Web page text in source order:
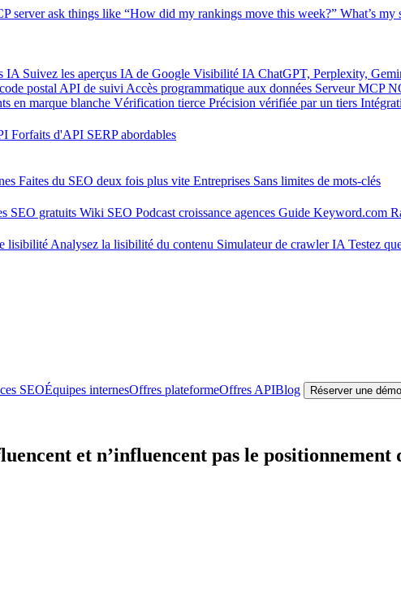
server ask things like “How did my rankings move this week?” What’s my
IA Suivez les aperçus IA de Google Visibilité IA ChatGPT, Perplexity,
postal API de suivi Accès programmatique aux données Serveur MCP
en marque blanche Vérification tierce Précision vérifiée par un tiers
Forfaits d'API SERP abordables
Faites du SEO deux fois plus vite Entreprises Sans limites de mots-clés
SEO gratuits Wiki SEO Podcast croissance agences Guide Keyword.com
lisibilité Analysez la lisibilité du contenu Simulateur de crawler IA Testez
SEOÉquipes internesOffres plateformeOffres APIBlog Réserver une démo
et n’influencent pas le positionnement